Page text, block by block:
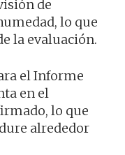
de
lo que
la evaluación.
el Informe
en el
lo que
alrededor